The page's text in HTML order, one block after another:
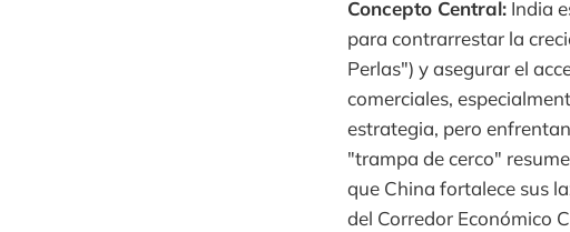
Concepto Central: India
para contrarrestar la
Perlas") y asegurar el
comerciales,
estrategia, pero
"trampa de cerco"
que China fortalece sus
del Corredor Económico